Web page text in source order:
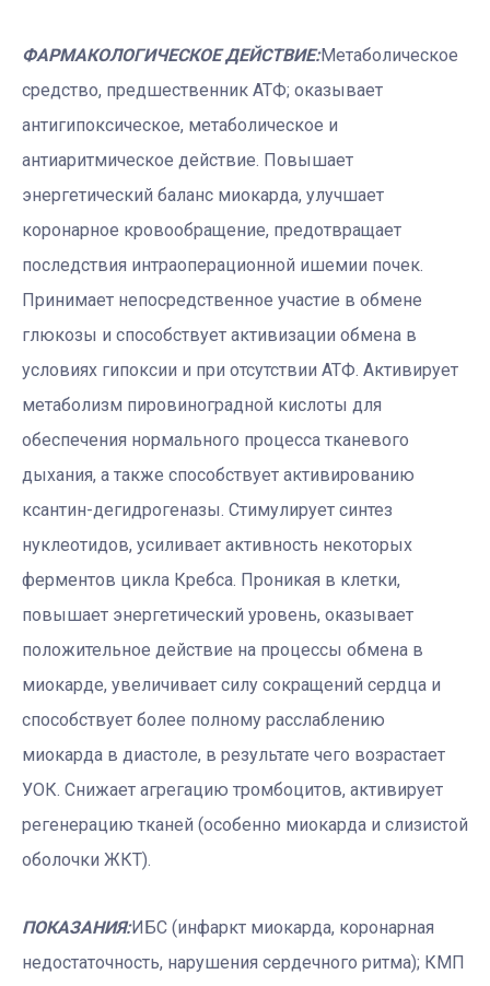
ФАРМАКОЛОГИЧЕСКОЕ ДЕЙСТВИЕ:Метаболическое
средство, предшественник АТФ; оказывает
антигипоксическое, метаболическое и
антиаритмическое действие. Повышает
энергетический баланс миокарда, улучшает
коронарное кровообращение, предотвращает
последствия интраоперационной ишемии почек.
Принимает непосредственное участие в обмене
глюкозы и способствует активизации обмена в
условиях гипоксии и при отсутствии АТФ. Активирует
метаболизм пировиноградной кислоты для
обеспечения нормального процесса тканевого
дыхания, а также способствует активированию
ксантин-дегидрогеназы. Стимулирует синтез
нуклеотидов, усиливает активность некоторых
ферментов цикла Кребса. Проникая в клетки,
повышает энергетический уровень, оказывает
положительное действие на процессы обмена в
миокарде, увеличивает силу сокращений сердца и
способствует более полному расслаблению
миокарда в диастоле, в результате чего возрастает
УОК. Снижает агрегацию тромбоцитов, активирует
регенерацию тканей (особенно миокарда и слизистой
оболочки ЖКТ).
ПОКАЗАНИЯ:ИБС (инфаркт миокарда, коронарная
недостаточность, нарушения сердечного ритма); КМП